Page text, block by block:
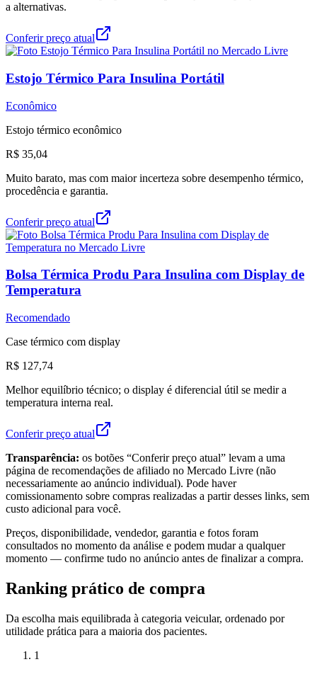
a alternativas.
Conferir preço atual
Estojo Térmico Para Insulina Portátil
Econômico
Estojo térmico econômico
R$ 35,04
Muito barato, mas com maior incerteza sobre desempenho térmico,
procedência e garantia.
Conferir preço atual
Bolsa Térmica Produ Para Insulina com Display de
Temperatura
Recomendado
Case térmico com display
R$ 127,74
Melhor equilíbrio técnico; o display é diferencial útil se medir a
temperatura interna real.
Conferir preço atual
Transparência: os botões “Conferir preço atual” levam a uma
página de recomendações de afiliado no Mercado Livre (não
necessariamente ao anúncio individual). Pode haver
comissionamento sobre compras realizadas a partir desses links, sem
custo adicional para você.
Preços, disponibilidade, vendedor, garantia e fotos foram
consultados no momento da análise e podem mudar a qualquer
momento — confirme tudo no anúncio antes de finalizar a compra.
Ranking prático de compra
Da escolha mais equilibrada à categoria veicular, ordenado por
utilidade prática para a maioria dos pacientes.
1